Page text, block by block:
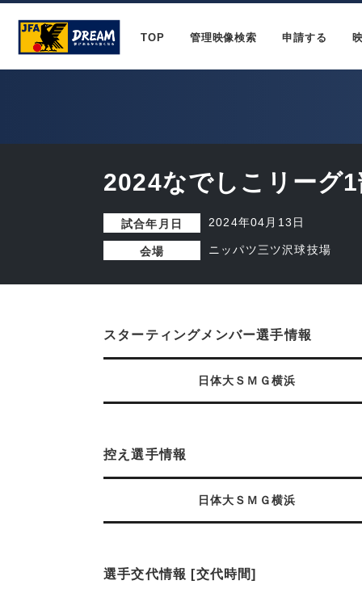
TOP 管理映像検索 申請する
2024なでしこリーグ
試合年月日 2024年04月13日
会場 ニッパツ三ツ沢球技場
スターティングメンバー選手情報
日体大ＳＭＧ横浜
控え選手情報
日体大ＳＭＧ横浜
選手交代情報 [交代時間]